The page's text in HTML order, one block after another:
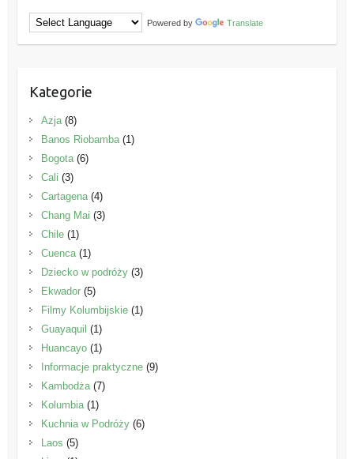
Powered by Translate
Kategorie
Azja(8)
Banos Riobamba(1)
Bogota(6)
Cali (3)
Cartagena(4)
Chang Mai (3)
Chile(1)
Cuenca(1)
Dziecko w podróży(3)
Ekwador(5)
Filmy Kolumbijskie(1)
Guayaquil (1)
Huancayo(1)
Informacje praktyczne(9)
Kambodża(7)
Kolumbia(1)
Kuchnia w Podróży(6)
Laos (5)